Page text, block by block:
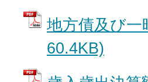
地方債及び
60.4KB)